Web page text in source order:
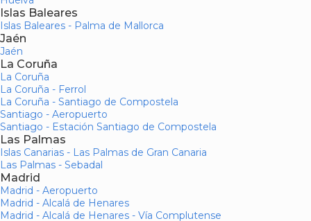
Islas Baleares
Islas Baleares - Palma de Mallorca
Jaén
Jaén
La Coruña
La Coruña
La Coruña - Ferrol
La Coruña - Santiago de Compostela
Santiago - Aeropuerto
Santiago - Estación Santiago de Compostela
Las Palmas
Islas Canarias - Las Palmas de Gran Canaria
Las Palmas - Sebadal
Madrid
Madrid - Aeropuerto
Madrid - Alcalá de Henares
Madrid - Alcalá de Henares - Vía Complutense